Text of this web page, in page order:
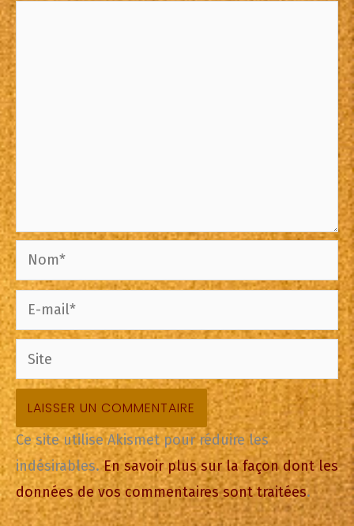
Nom*
E-
mail*
Site
Ce site utilise Akismet pour réduire les
indésirables.En savoir plus sur la façon dont les
données de vos commentaires sont traitées.